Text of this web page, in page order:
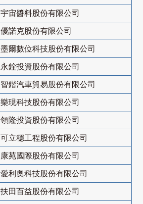
宇宙醬料股份有限公司
優諾克股份有限公司
墨爾數位科技股份有限公司
永銓投資股份有限公司
智鍇汽車貿易股份有限公司
樂現科技股份有限公司
領隆投資股份有限公司
可立穩工程股份有限公司
康苑國際股份有限公司
愛利奧科技股份有限公司
扶田百益股份有限公司